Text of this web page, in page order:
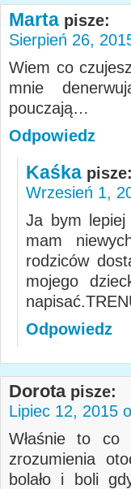
Marta pisze:
Sierpień 26,
Wiem co
mnie
pouczają…
Odpowiedz
Kaśka pisze:
Wrzesień 1,
Ja bym lepiej
mam
rodziców
mojego
Odpowiedz
Dorota pisze:
Lipiec 12, 2015
Właśnie to
zrozumienia
bolało i boli